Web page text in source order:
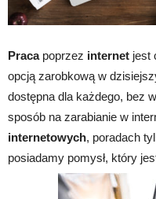
Pracapoprzez internet jest
opcją zarobkową w
dostępna dla każdego, bez
sposób na zarabianie w
internetowych, poradach
posiadamy pomysł, który